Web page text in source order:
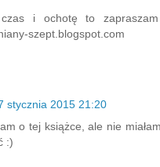
i ochotę to
szept.blogspot.com
stycznia 2015 21:20
o tej książce, ale nie
:)